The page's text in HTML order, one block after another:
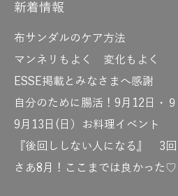
新着情報
布サンダルのケア方法
マンネリもよく 変化もよく
ESSE掲載とみなさまへ感謝
自分のために腸活！9月12日・
9月13日(日）お料理イベント
『後回ししない人になる』 3
さあ8月！ここまでは良かった♡